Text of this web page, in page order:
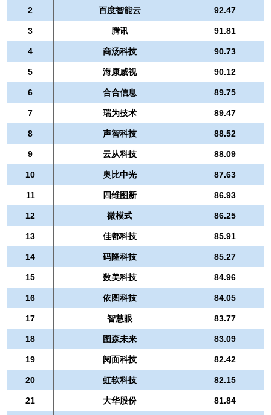
2 百度智能云 92.47
3 腾讯 91.81
4 商汤科技 90.73
5 海康威视 90.12
6 合合信息 89.75
7 瑞为技术 89.47
8 声智科技 88.52
9 云从科技 88.09
10 奥比中光 87.63
11 四维图新 86.93
12 微模式 86.25
13 佳都科技 85.91
14 码隆科技 85.27
15 数美科技 84.96
16 依图科技 84.05
17 智慧眼 83.77
18 图森未来 83.09
19 阅面科技 82.42
20 虹软科技 82.15
21 大华股份 81.84